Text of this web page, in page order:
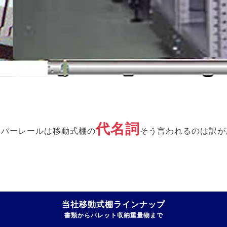
ーレールは移動式棚の代名詞 そう言われるのは訳
当社移動式棚ラインナップ
書類からパレット収納重量物まで